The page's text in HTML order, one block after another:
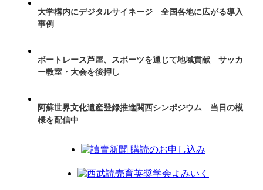
大学構内にデジタルサイネージ 全国各地に広がる導入
事例
ボートレース芦屋、スポーツを通じて地域貢献 サッカ
ー教室・大会を後押し
阿蘇世界文化遺産登録推進関西シンポジウム 当日の模
様を配信中